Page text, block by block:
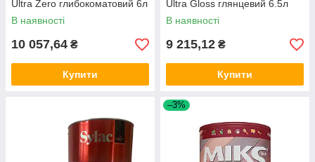
Ultra Zero глибокоматовий 6л
В наявності
10 057,64 ₴
Купити
Ultra Gloss глянцевий 6.5л
В наявності
9 215,12 ₴
Купити
–3%